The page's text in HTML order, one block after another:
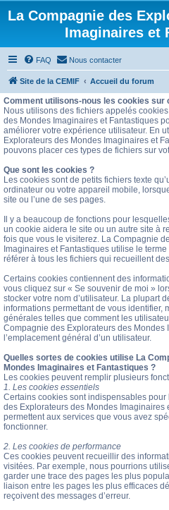
La Compagnie des
Imaginaires et
FAQ Nous contacter
Site de la CEMIF Accueil du forum
Comment utilisons-nous les cookies sur
Nous utilisons des fichiers appelés
des Mondes Imaginaires et Fantastiques
améliorer votre expérience utilisateur. En
Explorateurs des Mondes Imaginaires et
pouvons placer ces types de fichiers sur
Que sont les cookies ?
Les cookies sont de petits fichiers texte
ordinateur ou votre appareil mobile,
site ou l’une de ses pages.
Il y a beaucoup de fonctions pour
un cookie aidera le site ou un autre site à
fois que vous le visiterez. La Compagnie
Imaginaires et Fantastiques utilise le
référer à tous les fichiers qui recueillent
Certains cookies contiennent des
vous cliquez sur « Se souvenir de moi »
stocker votre nom d’utilisateur. La plupart
informations permettant de vous identifier,
générales telles que comment les
Compagnie des Explorateurs des Mondes
l’emplacement général d’un utilisateur.
Quelles sortes de cookies utilise La
Mondes Imaginaires et Fantastiques ?
Les cookies peuvent remplir plusieurs
1. Les cookies essentiels
Certains cookies sont indispensables
des Explorateurs des Mondes Imaginaires
permettent aux services que vous avez
fonctionner.
2. Les cookies de performance
Ces cookies peuvent recueillir des
visitées. Par exemple, nous pourrions
garder une trace des pages les plus
liaison entre les pages les plus efficaces
reçoivent des messages d’erreur.